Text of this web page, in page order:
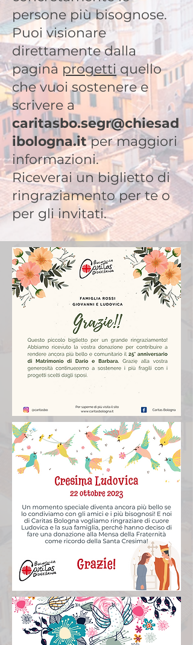
persone più bisognose.
Puoi visionare
direttamente dalla
pagina progetti quello
che vuoi sostenere e
scrivere a
caritasbo.segr@chiesad
ibologna.itper maggiori
informazioni.
Riceverai un biglietto di
ringraziamento per te o
per gli invitati.